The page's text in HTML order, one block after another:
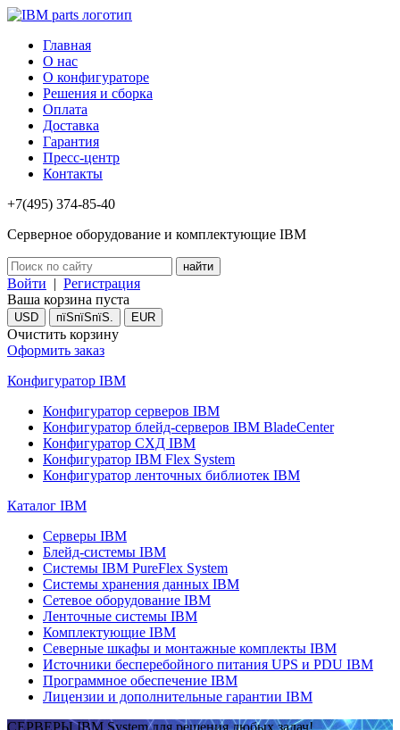
Главная
О нас
О конфигураторе
Решения и сборка
Оплата
Доставка
Гарантия
Пресс-центр
Контакты
+7(495) 374-85-40
Серверное оборудование и комплектующие IBM
Войти | Регистрация
Ваша корзина пуста
USD пїЅпїЅпїЅ. EUR
Очистить корзину
Оформить заказ
Конфигуратор IBM
Конфигуратор серверов IBM
Конфигуратор блейд-серверов IBM BladeCenter
Конфигуратор СХД IBM
Конфигуратор IBM Flex System
Конфигуратор ленточных библиотек IBM
Каталог IBM
Серверы IBM
Блейд-системы IBM
Системы IBM PureFlex System
Системы хранения данных IBM
Сетевое оборудование IBM
Ленточные системы IBM
Комплектующие IBM
Северные шкафы и монтажные комплекты IBM
Источники бесперебойного питания UPS и PDU IBM
Программное обеспечение IBM
Лицензии и дополнительные гарантии IBM
СЕРВЕРЫ IBM System для решения любых задач!